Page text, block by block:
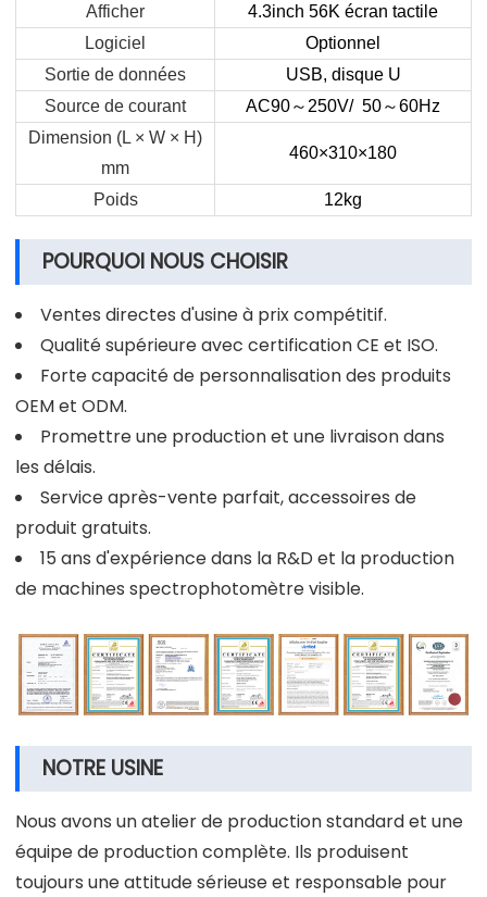
Afficher
4.3inch 56K écran tactile
Logiciel
Optionnel
Sortie de données
USB, disque U
Source de courant
AC90～ 250V/ 50～60Hz
Dimension (L × W × H)
mm
460×310×180
Poids 12kg
POURQUOI NOUS CHOISIR
Ventes directes d'usine à prix compétitif.
Qualité supérieure avec certification CE et ISO.
Forte capacité de personnalisation des produits
OEM et ODM.
Promettre une production et une livraison dans
les délais.
Service après-vente parfait, accessoires de
produit gratuits.
15 ans d'expérience dans la R&D et la production
de machines spectrophotomètre visible.
NOTRE USINE
Nous avons un atelier de production standard et une
équipe de production complète. Ils produisent
toujours une attitude sérieuse et responsable pour